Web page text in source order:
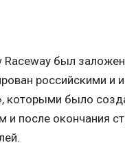
был
российскими и
которыми было
после окончания